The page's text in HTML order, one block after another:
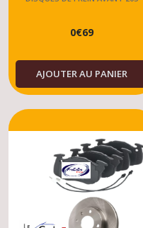
DIESEL - ESSENCE -
TOUS MODELES
0€69
AJOUTER AU PANIER